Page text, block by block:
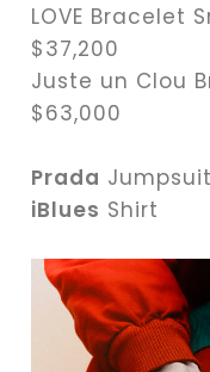
LOVE Bracelet
$37,200
Juste un Clou
$63,000
Prada Jumpsuit
iBlues Shirt